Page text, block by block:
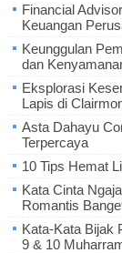
Financial
Keuangan
Keunggulan
dan
Eksplorasi
Lapis di
Asta Dahayu
Terpercaya
10 Tips Hemat
Kata Cinta
Romantis
Kata-Kata Bijak
9 & 10